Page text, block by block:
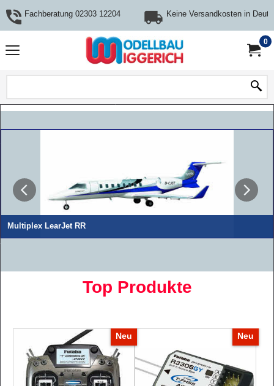
Fachberatung 02303 12204 Keine Versandkosten in
0
Multiplex LearJet RR
.
Top Produkte
Neu Neu